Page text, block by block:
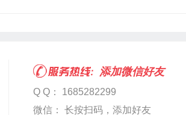
添加微信好友
Q Q： 1685282299
微信： 长按扫码，添加好友